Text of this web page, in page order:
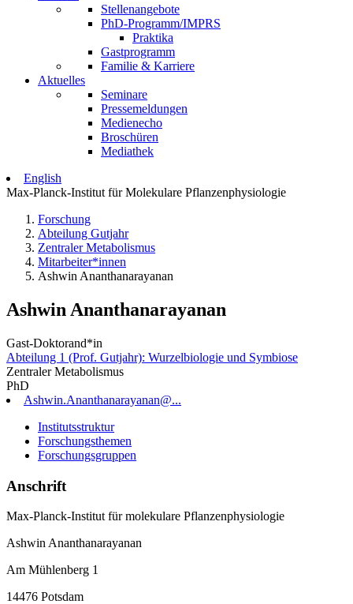
Stellenangebote
PhD-Programm/IMPRS
Praktika
Gastprogramm
Familie & Karriere
Aktuelles
Seminare
Pressemeldungen
Medienecho
Broschüren
Mediathek
English
Max-Planck-Institut für Molekulare Pflanzenphysiologie
Forschung
Abteilung Gutjahr
Zentraler Metabolismus
Mitarbeiter*innen
Ashwin Ananthanarayanan
Ashwin Ananthanarayanan
Gast-Doktorand*in
Abteilung 1 (Prof. Gutjahr): Wurzelbiologie und Symbiose
Zentraler Metabolismus
PhD
Ashwin.Ananthanarayanan@...
Institutsstruktur
Forschungsthemen
Forschungsgruppen
Anschrift
Max-Planck-Institut für molekulare Pflanzenphysiologie
Ashwin Ananthanarayanan
Am Mühlenberg 1
14476 Potsdam